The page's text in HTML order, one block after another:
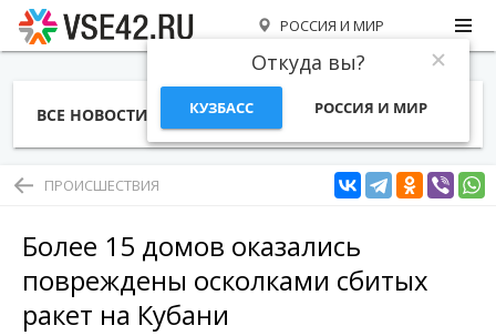
РОССИЯ И МИР
Откуда вы?
КУЗБАСС РОССИЯ И МИР
ВСЕ НОВОСТИ СТАТЬИ ТЕМЫ ФОТО
ПРОИСШЕСТВИЯ
Более 15 домов оказались
повреждены осколками сбитых
ракет на Кубани